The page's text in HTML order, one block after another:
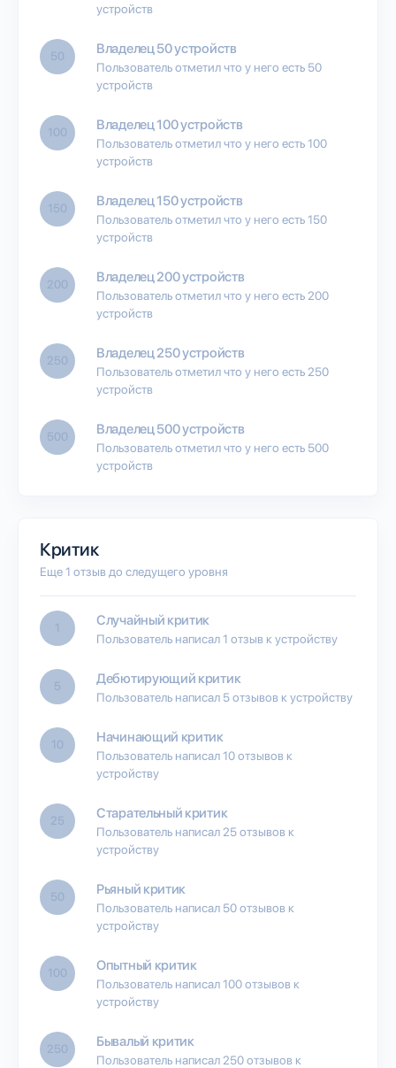
устройств
50 Владелец 50 устройств
Пользователь отметил что у него есть 50
устройств
100 Владелец 100 устройств
Пользователь отметил что у него есть 100
устройств
150 Владелец 150 устройств
Пользователь отметил что у него есть 150
устройств
200 Владелец 200 устройств
Пользователь отметил что у него есть 200
устройств
250 Владелец 250 устройств
Пользователь отметил что у него есть 250
устройств
500 Владелец 500 устройств
Пользователь отметил что у него есть 500
устройств
Критик
Еще 1 отзыв до следущего уровня
1 Случайный критик
Пользователь написал 1 отзыв к устройству
5 Дебютирующий критик
Пользователь написал 5 отзывов к устройству
10 Начинающий критик
Пользователь написал 10 отзывов к
устройству
25 Старательный критик
Пользователь написал 25 отзывов к
устройству
50 Рьяный критик
Пользователь написал 50 отзывов к
устройству
100 Опытный критик
Пользователь написал 100 отзывов к
устройству
250 Бывалый критик
Пользователь написал 250 отзывов к